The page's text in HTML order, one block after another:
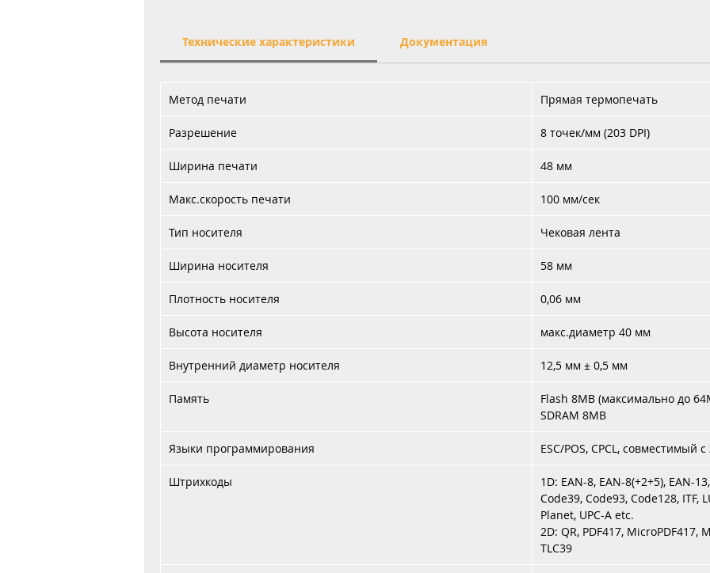
Технические характеристики Документация
Метод печати Прямая термопечать
Разрешение 8 точек/мм (203 DPI)
Ширина печати 48 мм
Макс.скорость печати 100 мм/сек
Тип носителя Чековая лента
Ширина носителя 58 мм
Плотность носителя 0,06 мм
Высота носителя макс.диаметр 40 мм
Внутренний диаметр носителя 12,5 мм ± 0,5 мм
Память
Flash 8MB (максимально до
SDRAM 8MB
Языки программирования ESC/POS, CPCL, совместимый с
Штрихкоды
1D: EAN-8, EAN-8(+2+5), EAN-
Code39, Code93, Code128, ITF,
Planet, UPC-A etc.
2D: QR, PDF417, MicroPDF417,
TLC39